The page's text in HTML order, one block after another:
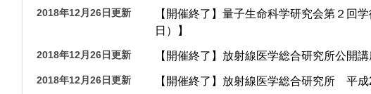
2018年12月26日更新
【開催終了】量子生命科学研究会第２回
日）】
2018年12月26日更新 【開催終了】放射線医学総合研究所公開
2018年12月26日更新 【開催終了】放射線医学総合研究所 平